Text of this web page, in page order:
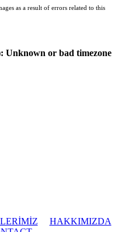
as a result of errors related to this
Unknown or bad timezone
HAKKIMIZDA